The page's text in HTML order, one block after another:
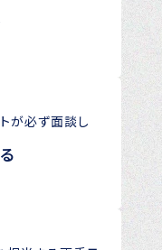
が必ず面談し